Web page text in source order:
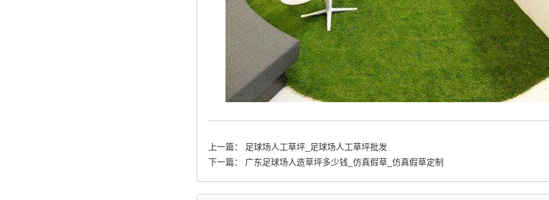
上一篇：
足球场人工草坪_足球场人工草坪批发
下一篇：
广东足球场人造草坪多少钱_仿真假草_仿真假草定制